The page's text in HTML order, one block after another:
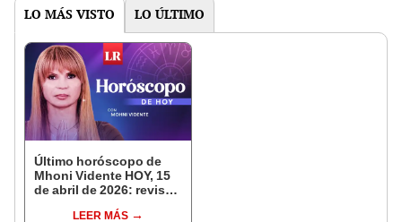
LO MÁS VISTO LO ÚLTIMO
Último horóscopo de
Mhoni Vidente HOY, 15
de abril de 2026: revisa
signo y entérate si te
LEER MÁS